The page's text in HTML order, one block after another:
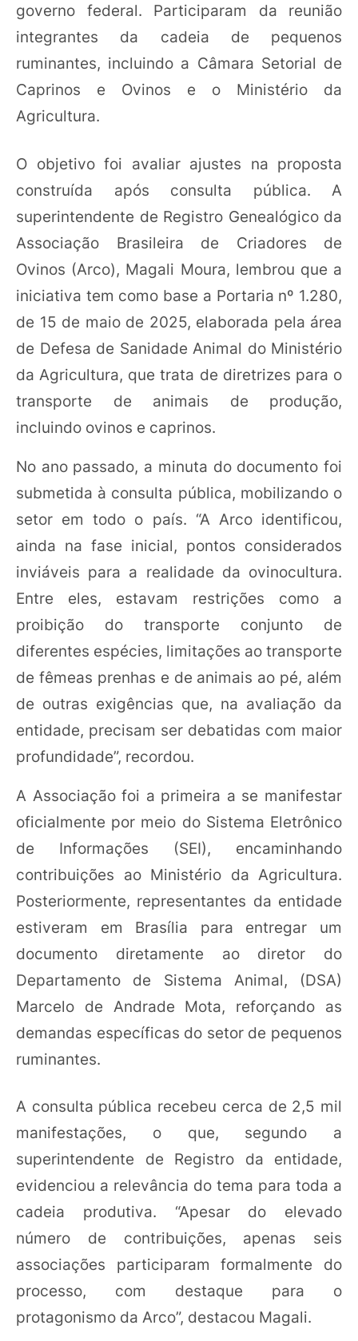
governo federal. Participaram da reunião
integrantes da cadeia de pequenos
ruminantes, incluindo a Câmara Setorial de
Caprinos e Ovinos e o Ministério da
Agricultura.
O objetivo foi avaliar ajustes na proposta
construída após consulta pública. A
superintendente de Registro Genealógico da
Associação Brasileira de Criadores de
Ovinos (Arco), Magali Moura, lembrou que a
iniciativa tem como base a Portaria nº 1.280,
de 15 de maio de 2025, elaborada pela área
de Defesa de Sanidade Animal do Ministério
da Agricultura, que trata de diretrizes para o
transporte de animais de produção,
incluindo ovinos e caprinos.
No ano passado, a minuta do documento foi
submetida à consulta pública, mobilizando o
setor em todo o país. “A Arco identificou,
ainda na fase inicial, pontos considerados
inviáveis para a realidade da ovinocultura.
Entre eles, estavam restrições como a
proibição do transporte conjunto de
diferentes espécies, limitações ao transporte
de fêmeas prenhas e de animais ao pé, além
de outras exigências que, na avaliação da
entidade, precisam ser debatidas com maior
profundidade”, recordou.
A Associação foi a primeira a se manifestar
oficialmente por meio do Sistema Eletrônico
de Informações (SEI), encaminhando
contribuições ao Ministério da Agricultura.
Posteriormente, representantes da entidade
estiveram em Brasília para entregar um
documento diretamente ao diretor do
Departamento de Sistema Animal, (DSA)
Marcelo de Andrade Mota, reforçando as
demandas específicas do setor de pequenos
ruminantes.
A consulta pública recebeu cerca de 2,5 mil
manifestações, o que, segundo a
superintendente de Registro da entidade,
evidenciou a relevância do tema para toda a
cadeia produtiva. “Apesar do elevado
número de contribuições, apenas seis
associações participaram formalmente do
processo, com destaque para o
protagonismo da Arco”, destacou Magali.